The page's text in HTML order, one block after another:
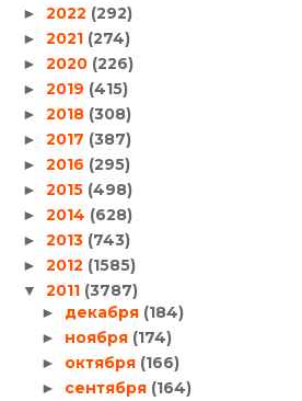
► 2022 (292)
► 2021 (274)
► 2020 (226)
► 2019 (415)
► 2018 (308)
► 2017 (387)
► 2016 (295)
► 2015 (498)
► 2014 (628)
► 2013 (743)
► 2012 (1585)
▼ 2011 (3787)
► декабря (184)
► ноября (174)
► октября (166)
► сентября (164)